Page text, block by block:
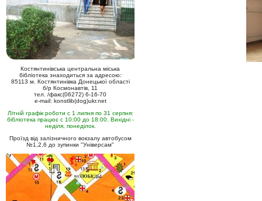
Костянтинівська центральна міська
бібліотека знаходиться за адресою:
85113 м. Костянтинівка Донецької області
б/р Космонавтів, 11
тел. /факс(06272) 6-16-70
e-mail: konstlib(dog)ukr.net
Літній графік роботи с 1 липня по 31 серпня:
бібліотека працює с 10:00 до 18:00. Вихідні -
неділя, понеділок.
Проїзд від залізничного вокзалу автобусом
№1,2,6 до зупинки "Універсам"